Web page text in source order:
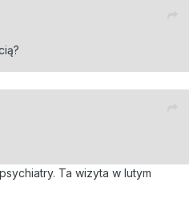
Ta wizyta w lutym